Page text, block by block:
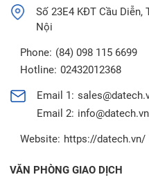
Số 23E4 KĐT Cầu Diễn,
Nội
Phone: (84) 098 115 6699
Hotline: 02432012368
Email 1:
Email 2: info@datech.vn
Website: https://datech.vn/
VĂN PHÒNG GIAO DỊCH